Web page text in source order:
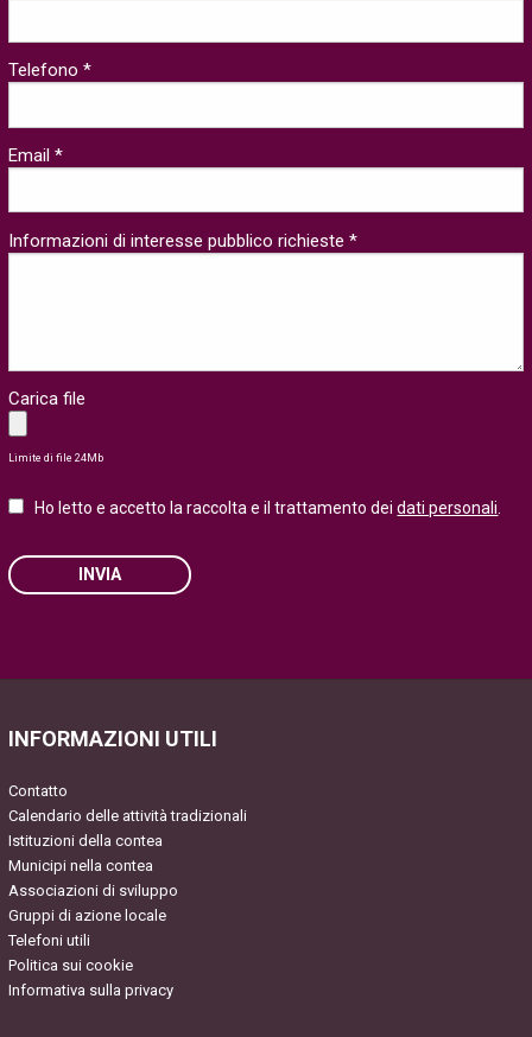
Telefono *
Email *
Informazioni di interesse pubblico richieste *
Carica file
Limite di file 24Mb
Ho letto e accetto la raccolta e il trattamento deidati personali.
INVIA
empty.
INFORMAZIONI UTILI
Contatto
Calendario delle attività tradizionali
Istituzioni della contea
Municipi nella contea
Associazioni di sviluppo
Gruppi di azione locale
Telefoni utili
Politica sui cookie
Informativa sulla privacy